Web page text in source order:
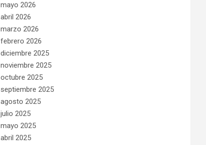
mayo 2026
abril 2026
marzo 2026
febrero 2026
diciembre 2025
noviembre 2025
octubre 2025
septiembre 2025
agosto 2025
julio 2025
mayo 2025
abril 2025